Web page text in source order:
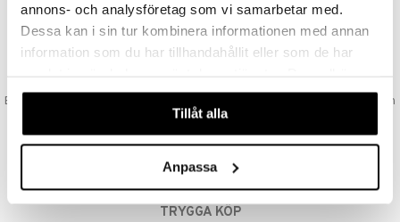
annons- och analysföretag som vi samarbetar med.
Dessa kan i sin tur kombinera informationen med annan
information som du har tillhandahållit eller som de har
våra cookies vid fortsatt användande av vår webbplats.
Tillåt alla
Anpassa
VAD KOSTAR FRAKTEN?
Vi erbjuder fri frakt från 350 kr. Vår gräns för fraktfri leverans bestäms
utifån vilken avdelning du handlar från. Läs mer här »
Beställningar lagda före 14:00 (gäller varor i lager) skickas normalt ut från
oss samma dag.
GODKÄND AV LÄKEMEDELSVERKET
EU-logotypen är symbolen som visar att vi är godkända av
TRYGGA KÖP